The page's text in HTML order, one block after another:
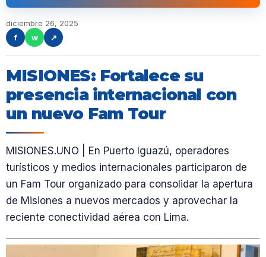
diciembre 26, 2025
f
w ↗
MISIONES: Fortalece su
presencia internacional con
un nuevo Fam Tour
MISIONES.UNO | En Puerto Iguazú, operadores
turísticos y medios internacionales participaron de
un Fam Tour organizado para consolidar la apertura
de Misiones a nuevos mercados y aprovechar la
reciente conectividad aérea con Lima.